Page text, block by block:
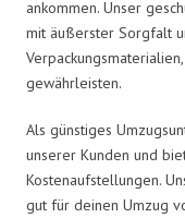
ankommen. Unser
mit äußerster Sorgfalt
gewährleisten.
Als günstiges
unserer Kunden und
Kostenaufstellungen.
gut für deinen Umzug